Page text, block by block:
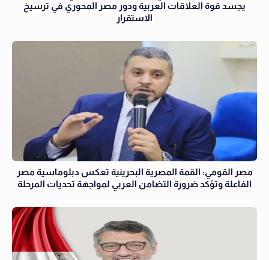
يجسد قوة العلاقات العربية ودور مصر المحوري في ترسيخ
الاستقرار
مصر القومي: القمة المصرية البحرينية تعكس دبلوماسية مصر
الفاعلة وتؤكد ضرورة التضامن العربي لمواجهة تحديات المرحلة